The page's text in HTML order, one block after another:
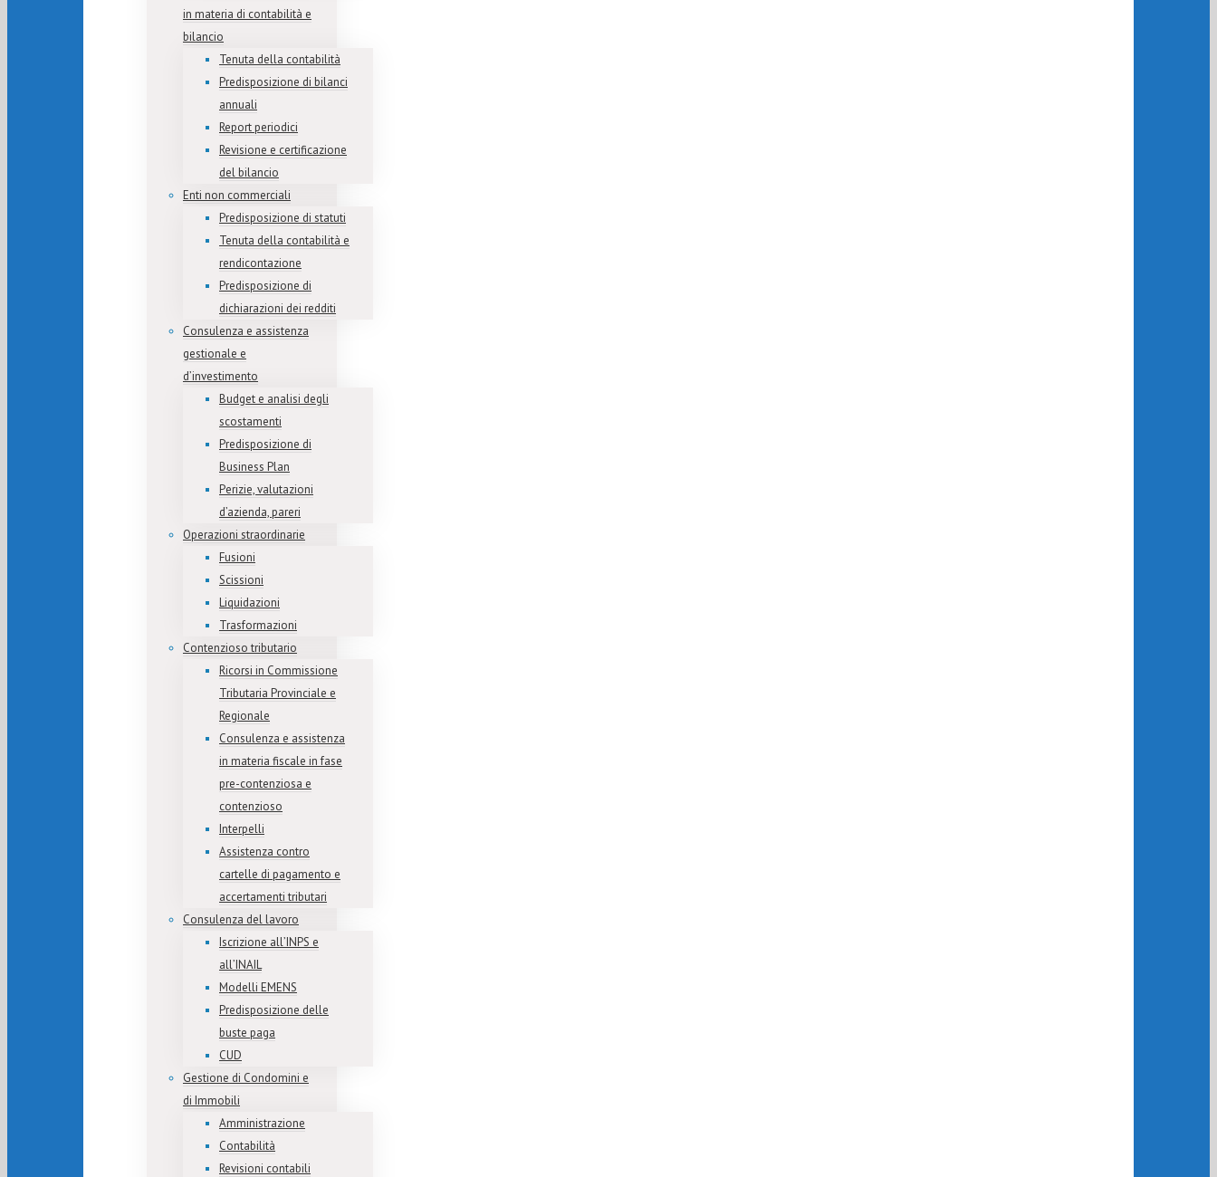
in materia di contabilità e
bilancio
Tenuta della contabilità
Predisposizione di bilanci
annuali
Report periodici
Revisione e certificazione
del bilancio
Enti non commerciali
Predisposizione di statuti
Tenuta della contabilità e
rendicontazione
Predisposizione di
dichiarazioni dei redditi
Consulenza e assistenza
gestionale e
d’investimento
Budget e analisi degli
scostamenti
Predisposizione di
Business Plan
Perizie, valutazioni
d’azienda, pareri
Operazioni straordinarie
Fusioni
Scissioni
Liquidazioni
Trasformazioni
Contenzioso tributario
Ricorsi in Commissione
Tributaria Provinciale e
Regionale
Consulenza e assistenza
in materia fiscale in fase
pre-contenziosa e
contenzioso
Interpelli
Assistenza contro
cartelle di pagamento e
accertamenti tributari
Consulenza del lavoro
Iscrizione all’INPS e
all’INAIL
Modelli EMENS
Predisposizione delle
buste paga
CUD
Gestione di Condomini e
di Immobili
Amministrazione
Contabilità
Revisioni contabili